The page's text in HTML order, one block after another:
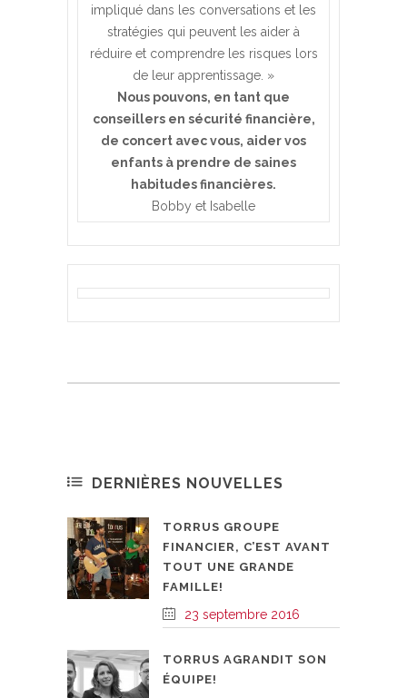
impliqué dans les conversations et les
stratégies qui peuvent les aider à
réduire et comprendre les risques lors
de leur apprentissage. »
Nous pouvons, en tant que
conseillers en sécurité financière,
de concert avec vous, aider vos
enfants à prendre de saines
habitudes financières.
Bobby et Isabelle
DERNIÈRES NOUVELLES
TORRUS GROUPE
FINANCIER, C’EST AVANT
TOUT UNE GRANDE
FAMILLE!
23 septembre 2016
TORRUS AGRANDIT SON
ÉQUIPE!